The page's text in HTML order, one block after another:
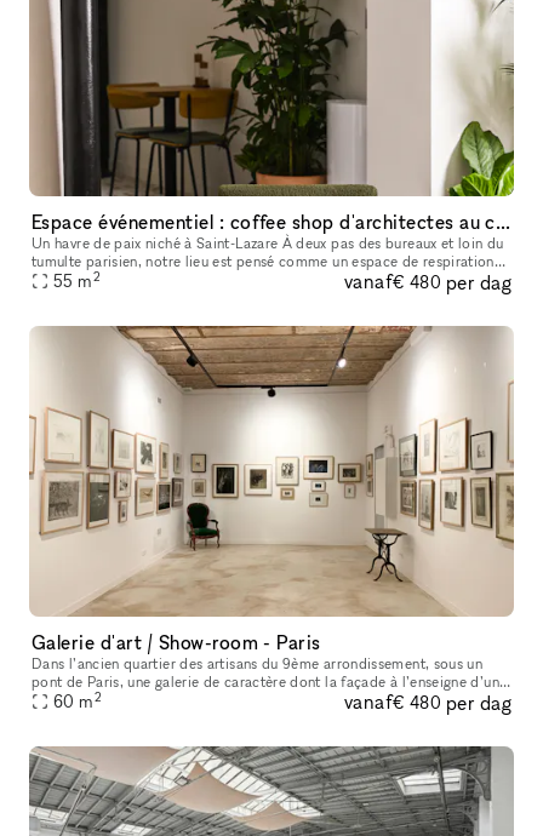
Espace événementiel : coffee shop d'architectes au coeur du 8ème !
Un havre de paix niché à Saint-Lazare À deux pas des bureaux et loin du
tumulte parisien, notre lieu est pensé comme un espace de respiration
au cœur du quartier Saint-Lazare. Nous proposons un servi
55 m2 vanaf€ 480 per dag
Galerie d'art / Show-room - Paris
Dans l’ancien quartier des artisans du 9ème arrondissement, sous un
pont de Paris, une galerie de caractère dont la façade à l’enseigne d’un
caviste de la fin du 19ème siècle a été restaurée dans le
60 m2 vanaf€ 480 per dag